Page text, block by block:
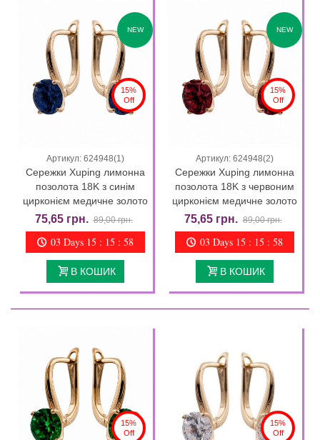
NEW
15%
Off
Артикул: 624948(1)
Сережки Xuping лимонна
позолота 18K з синім
цирконієм медичне золото
75,65 грн. 89,00 грн.
03 Days 15 : 15 : 57
В КОШИК
NEW
15%
Off
Артикул: 624948(2)
Сережки Xuping лимонна
позолота 18K з червоним
цирконієм медичне золото
75,65 грн. 89,00 грн.
03 Days 15 : 15 : 57
В КОШИК
15%
Off
15%
Off